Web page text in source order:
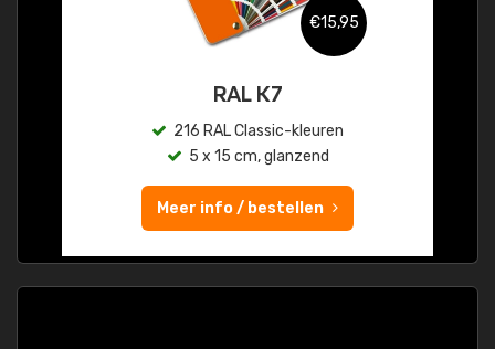
€15,95
RAL K7
216 RAL Classic-kleuren
5 x 15 cm, glanzend
Meer info / bestellen